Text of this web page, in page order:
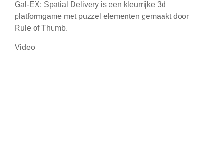
Gal-EX: Spatial Delivery is een kleurrijke 3d
platformgame met puzzel elementen gemaakt door
Rule of Thumb.
Video: